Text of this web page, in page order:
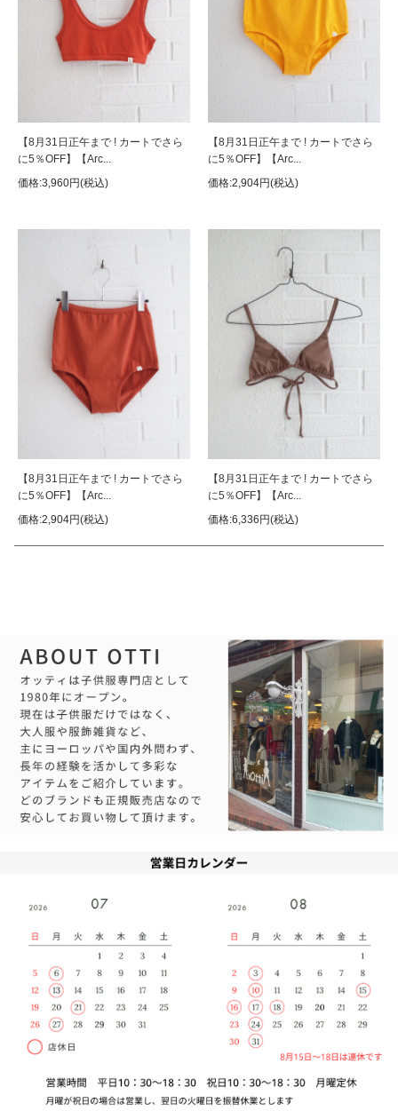
【8月31日正午まで ! カートでさら
に5％OFF】【Arc...
価格:3,960円(税込)
【8月31日正午まで ! カートでさら
に5％OFF】【Arc...
価格:2,904円(税込)
【8月31日正午まで ! カートでさら
に5％OFF】【Arc...
価格:2,904円(税込)
【8月31日正午まで ! カートでさら
に5％OFF】【Arc...
価格:6,336円(税込)